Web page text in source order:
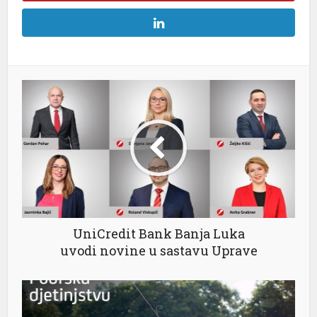
UniCredit Bank Banja Luka
uvodi novine u sastavu Uprave